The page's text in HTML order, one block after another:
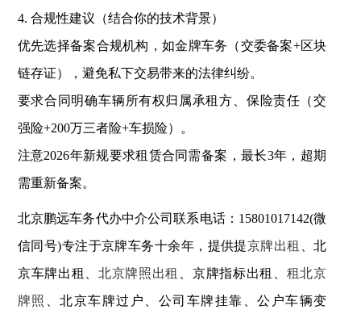
4. ‌合规性建议（结合你的技术背景）‌
优先选择‌备案合规机构‌，如金牌车务（交委备案+区块
链存证），避免私下交易带来的法律纠纷。
要求合同明确‌车辆所有权归属承租方‌、保险责任（交
强险+200万三者险+车损险）。
注意2026年新规要求租赁合同需‌备案，最长3年‌，超期
需重新备案。
北京鹏远车务代办中介公司联系电话：15801017142(微
信同号)专注于京牌车务十余年，提供提京牌出租
、北
京车牌出租、北京牌照出租 、京牌指标出租、 租北京
牌照
、北京车牌过户、公司车牌挂靠、公户车辆变